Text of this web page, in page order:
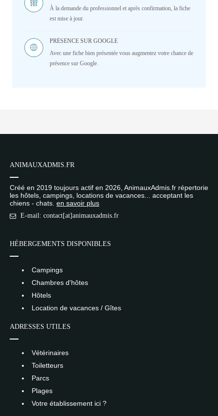
À la demande du professionnel et après confirmation, la fiche
est mise à jour.
PRÉSENCE SUR GOOGLE
Avec une fiche bien présentée vous augmentez votre chance de
présence sur Google.
ANIMAUXADMIS.FR
Créé en 2019 toujours actif en 2026, AnimauxAdmis.fr répertorie
les hôtels, campings, locations de vacances... acceptant les
chiens - chats. en savoir plus
E-mail: contact[at]animauxadmis.fr
HÉBERGEMENTS DISPONIBLES
Campings
Chambres d'hôtes
Hôtels
Location de vacances / Gîtes
ADRESSES UTILES
Vétérinaires
Toiletteurs
Parcs
Plages
Votre établissement ici ?